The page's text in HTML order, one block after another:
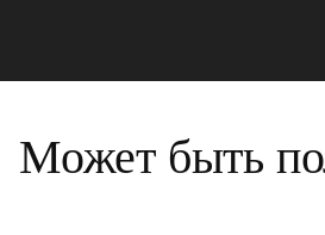
Может быть